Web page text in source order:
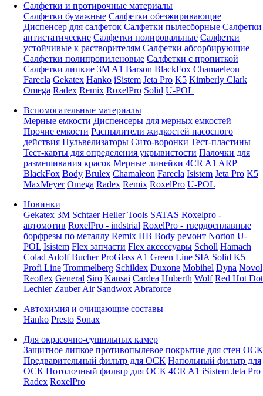
Салфетки и протирочные материалы
Салфетки бумажные Салфетки обезжиривающие
Диспенсер для салфеток Салфетки пылесборные Салфетки
антистатические Салфетки полировальные Салфетки
устойчивые к растворителям Салфетки абсорбирующие
Салфетки полипропиленовые Салфетки с пропиткой
Салфетки липкие 3M A1 Barson BlackFox Chamaeleon
Farecla Gekatex Hanko iSistem Jeta Pro K5 Kimberly Clark
Omega Radex Remix RoxelPro Solid U-POL
Вспомогательные материалы
Мерные емкости Диспенсеры для мерных емкостей
Прочие емкости Распылители жидкостей насосного
действия Пульвелизаторы Сито-воронки Тест-пластины
Тест-карты для определения укрывистости Палочки для
размешивания красок Мерные линейки 4CR A1 ARP
BlackFox Body Brulex Chamaleon Farecla Isistem Jeta Pro K5
MaxMeyer Omega Radex Remix RoxelPro U-POL
Новинки
Gekatex 3M Schtaer Heller Tools SATAS Roxelpro -
автомотив RoxelPro - indstrial RoxelPro - твердосплавные
борфрезы по металлу Remix HB Body ремонт Norton U-
POL Isistem Flex запчасти Flex аксессуары Scholl Hamach
Colad Adolf Bucher ProGlass A1 Green Line SIA Solid K5
Profi Line Trommelberg Schildex Duxone Mobihel Dyna Novol
Reoflex General Siro Kansai Cardea Huberth Wolf Red Hot Dot
Lechler Zauber Air Sandwox Abraforce
Автохимия и очищающие составы
Hanko Presto Sonax
Для окрасочно-сушильных камер
Защитное липкое противопылевое покрытие для стен ОСК
Предварительный фильтр для ОСК Напольный фильтр для
ОСК Потолочный фильтр для ОСК 4CR A1 iSistem Jeta Pro
Radex RoxelPro